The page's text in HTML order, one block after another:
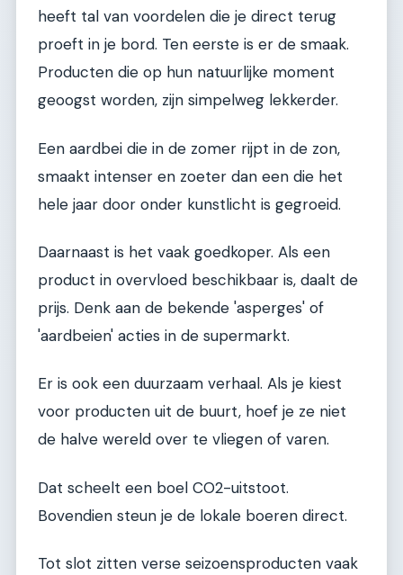
heeft tal van voordelen die je direct terug
proeft in je bord. Ten eerste is er de smaak.
Producten die op hun natuurlijke moment
geoogst worden, zijn simpelweg lekkerder.
Een aardbei die in de zomer rijpt in de zon,
smaakt intenser en zoeter dan een die het
hele jaar door onder kunstlicht is gegroeid.
Daarnaast is het vaak goedkoper. Als een
product in overvloed beschikbaar is, daalt de
prijs. Denk aan de bekende 'asperges' of
'aardbeien' acties in de supermarkt.
Er is ook een duurzaam verhaal. Als je kiest
voor producten uit de buurt, hoef je ze niet
de halve wereld over te vliegen of varen.
Dat scheelt een boel CO2-uitstoot.
Bovendien steun je de lokale boeren direct.
Tot slot zitten verse seizoensproducten vaak